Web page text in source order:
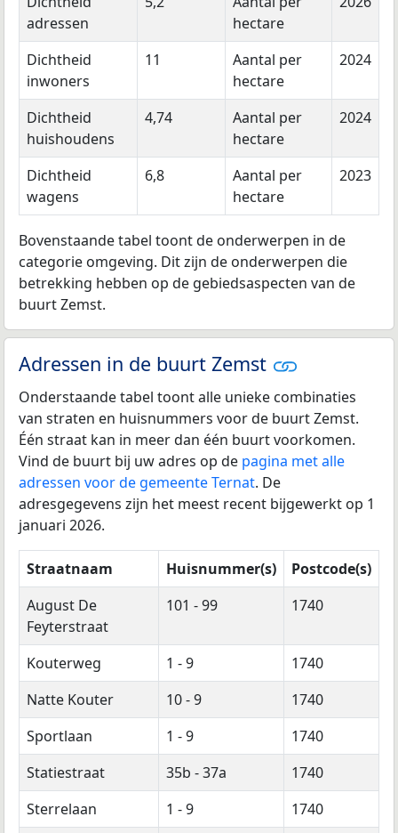
adressen
hectare
Dichtheid
inwoners
11
Aantal per
hectare
2024
Dichtheid
huishoudens
4,74
Aantal per
hectare
2024
Dichtheid
wagens
6,8
Aantal per
hectare
2023
Bovenstaande tabel toont de onderwerpen in de
categorie omgeving. Dit zijn de onderwerpen die
betrekking hebben op de gebiedsaspecten van de
buurt Zemst.
Adressen in de buurt Zemst
Onderstaande tabel toont alle unieke combinaties
van straten en huisnummers voor de buurt Zemst.
Één straat kan in meer dan één buurt voorkomen.
Vind de buurt bij uw adres op de pagina met alle
adressen voor de gemeente Ternat. De
adresgegevens zijn het meest recent bijgewerkt op 1
januari 2026.
Straatnaam Huisnummer(s)
Postcode(s)
August De
Feyterstraat
101 - 99 1740
Kouterweg 1 - 9
1740
Natte Kouter
10 - 9
1740
Sportlaan
1 - 9
1740
Statiestraat
35b - 37a
1740
Sterrelaan
1 - 9
1740